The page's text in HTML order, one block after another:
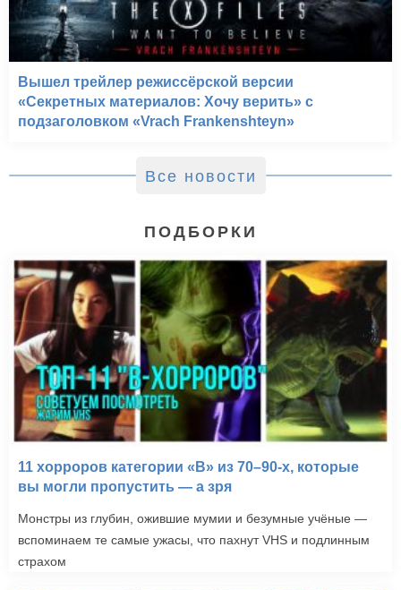
Вышел трейлер режиссёрской версии
«Секретных материалов: Хочу верить» с
подзаголовком «Vrach Frankenshteyn»
Все новости
ПОДБОРКИ
11 хорроров категории «B» из 70–90-х, которые
вы могли пропустить — а зря
Монстры из глубин, ожившие мумии и безумные учёные —
вспоминаем те самые ужасы, что пахнут VHS и подлинным
страхом